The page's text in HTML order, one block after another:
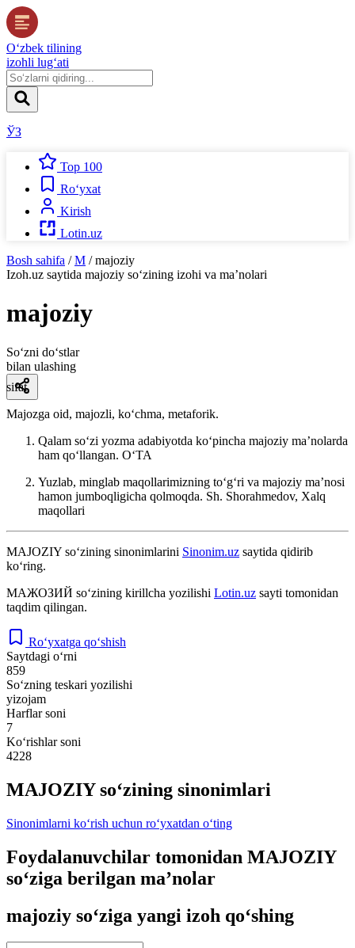
O‘zbek tilining
izohli lug‘ati
ЎЗ
Top 100
Ro‘yxat
Kirish
Lotin.uz
Bosh sahifa / M / majoziy
Izoh.uz saytida majoziy so‘zining izohi va ma’nolari
majoziy
So‘zni do‘stlar
bilan ulashing
sifat
Majozga oid, majozli, koʻchma, metaforik.
Qalam soʻzi yozma adabiyotda koʻpincha majoziy maʼnolarda
ham qoʻllangan. OʻTA
Yuzlab, minglab maqollarimizning toʻgʻri va majoziy maʼnosi
hamon jumboqligicha qolmoqda. Sh. Shorahmedov, Xalq
maqollari
MAJOZIY so‘zining sinonimlarini Sinonim.uz saytida qidirib
ko‘ring.
МАЖОЗИЙ so‘zining kirillcha yozilishi Lotin.uz sayti tomonidan
taqdim qilingan.
Ro‘yxatga qo‘shish
Saytdagi o‘rni
859
So‘zning teskari yozilishi
yizojam
Harflar soni
7
Ko‘rishlar soni
4228
MAJOZIY so‘zining sinonimlari
Sinonimlarni ko‘rish uchun ro‘yxatdan o‘ting
Foydalanuvchilar tomonidan MAJOZIY
so‘ziga berilgan ma’nolar
majoziy so‘ziga yangi izoh qo‘shing